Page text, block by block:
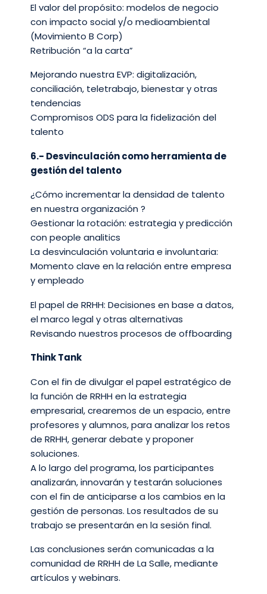
El valor del propósito: modelos de negocio
con impacto social y/o medioambiental
(Movimiento B Corp)​
Retribución “a la carta” ​
Mejorando nuestra EVP: digitalización,
conciliación, teletrabajo, bienestar y otras
tendencias​
Compromisos ODS para la fidelización del
talento​
6.- Desvinculación como herramienta de
gestión del talento​
¿Cómo incrementar la densidad de talento
en nuestra organización ?​
Gestionar la rotación: estrategia y predicción
con people analitics​
La desvinculación voluntaria e involuntaria:
Momento clave en la relación entre empresa
y empleado​
El papel de RRHH: Decisiones en base a datos,
el marco legal y otras alternativas​
Revisando nuestros procesos de offboarding​
Think Tank
Con el fin de divulgar el papel estratégico de
la función de RRHH en la estrategia
empresarial, crearemos de un espacio, entre
profesores y alumnos, para analizar los retos
de RRHH, generar debate y proponer
soluciones.​
A lo largo del programa, los participantes
analizarán, innovarán y testarán soluciones
con el fin de anticiparse a los cambios en la
gestión de personas. Los resultados de su
trabajo se presentarán en la sesión final. ​
Las conclusiones serán comunicadas a la
comunidad de RRHH de La Salle, mediante
artículos y webinars.